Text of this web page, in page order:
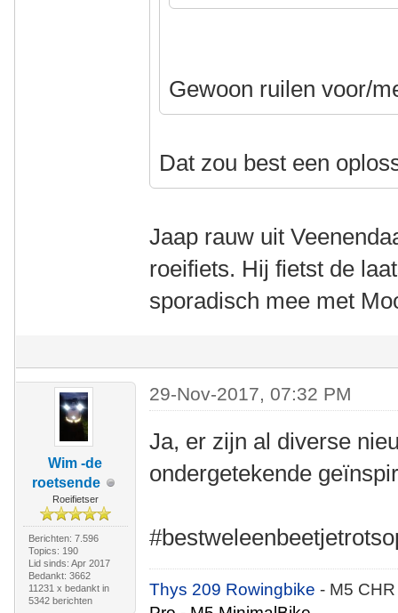
Gewoon ruilen voor/
Dat zou best een
Jaap rauw uit
roeifiets. Hij fietst de
sporadisch mee met
Wim -de
roetsende
Roeifietser
Berichten: 7.596
Topics: 190
Lid sinds: Apr 2017
Bedankt: 3662
11231 x bedankt in
5342 berichten
29-Nov-2017, 07:32 PM
Ja, er zijn al diverse
ondergetekende
Thys 209 Rowingbike- M5